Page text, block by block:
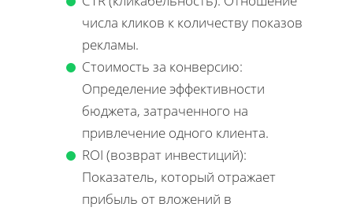
числа кликов к количеству показов
рекламы.
Стоимость за конверсию:
Определение эффективности
бюджета, затраченного на
привлечение одного клиента.
ROI (возврат инвестиций):
Показатель, который отражает
прибыль от вложений в